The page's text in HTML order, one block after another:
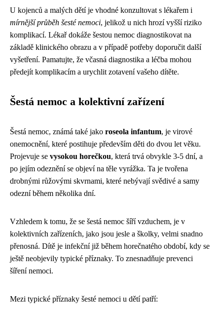
U kojenců a malých dětí je vhodné konzultovat s lékařem i
mírnější průběh šesté nemoci, jelikož u nich hrozí vyšší riziko
komplikací. Lékař dokáže šestou nemoc diagnostikovat na
základě klinického obrazu a v případě potřeby doporučit další
vyšetření. Pamatujte, že včasná diagnostika a léčba mohou
předejít komplikacím a urychlit zotavení vašeho dítěte.
Šestá nemoc a kolektivní zařízení
Šestá nemoc, známá také jako roseola infantum, je virové
onemocnění, které postihuje především děti do dvou let věku.
Projevuje se vysokou horečkou, která trvá obvykle 3-5 dní, a
po jejím odeznění se objeví na těle vyrážka. Ta je tvořena
drobnými růžovými skvrnami, které nebývají svědivé a samy
odezní během několika dní.
Vzhledem k tomu, že se šestá nemoc šíří vzduchem, je v
kolektivních zařízeních, jako jsou jesle a školky, velmi snadno
přenosná. Dítě je infekční již během horečnatého období, kdy se
ještě neobjevily typické příznaky. To znesnadňuje prevenci
šíření nemoci.
Mezi typické příznaky šesté nemoci u dětí patří: